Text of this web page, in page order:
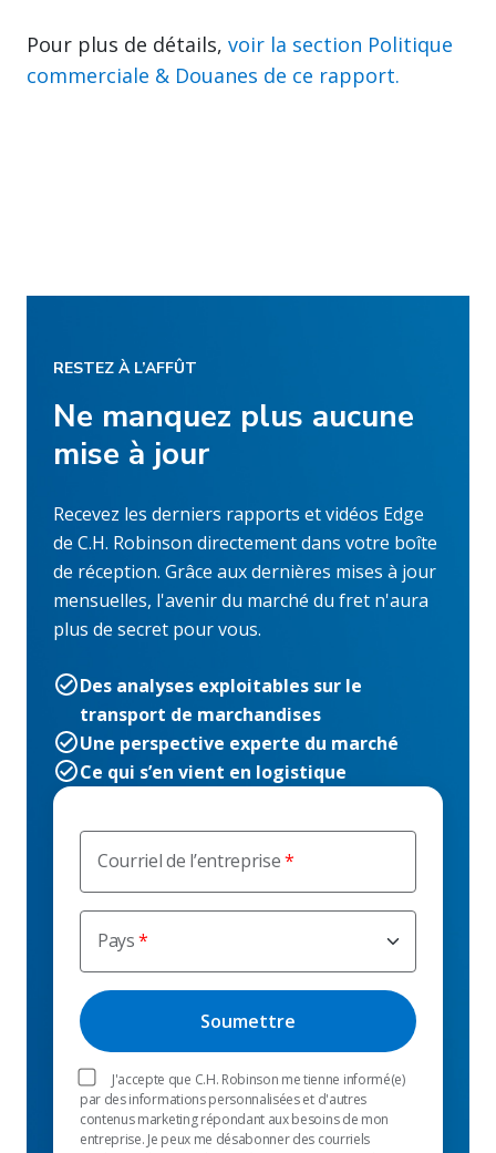
Pour plus de détails, voir la section Politique
commerciale & Douanes de ce rapport.
Courriel de l’entreprise
Pays
J'accepte que C.H. Robinson me tienne informé(e)
par des informations personnalisées et d'autres
contenus marketing répondant aux besoins de mon
entreprise. Je peux me désabonner des courriels
RESTEZ À L’AFFÛT
Ne manquez plus aucune
mise à jour
Recevez les derniers rapports et vidéos Edge
de C.H. Robinson directement dans votre boîte
de réception. Grâce aux dernières mises à jour
mensuelles, l'avenir du marché du fret n'aura
plus de secret pour vous.
Des analyses exploitables sur le
transport de marchandises
Une perspective experte du marché
Ce qui s’en vient en logistique